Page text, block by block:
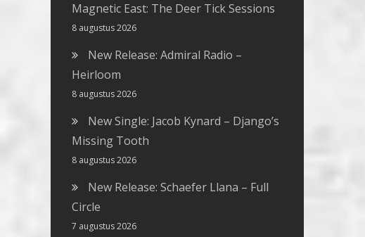
Magnetic East: The Deer Tick Sessions
8 augustus 2026
New Release: Admiral Radio –
Heirloom
8 augustus 2026
New Single: Jacob Kynard – Django’s
Missing Tooth
8 augustus 2026
New Release: Schaefer Llana – Full
Circle
7 augustus 2026